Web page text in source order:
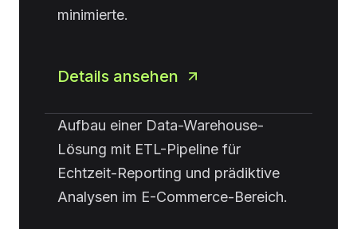
minimierte.
Details ansehen
Aufbau einer Data-Warehouse-
Lösung mit ETL-Pipeline für
Echtzeit-Reporting und prädiktive
Analysen im E-Commerce-Bereich.